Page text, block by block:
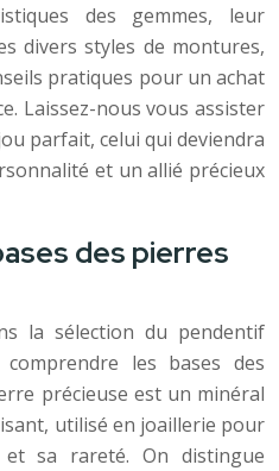
des gemmes, leur
divers styles de montures,
pratiques pour un achat
Laissez-nous vous assister
parfait, celui qui deviendra
et un allié précieux
des pierres
la sélection du pendentif
les bases des
précieuse est un minéral
utilisé en joaillerie pour
sa rareté. On distingue